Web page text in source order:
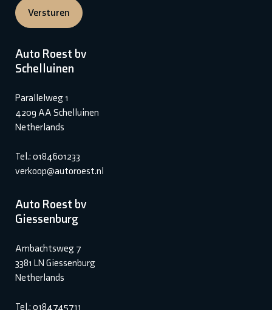
Versturen
Auto Roest bv
Schelluinen
Parallelweg 1
4209 AA Schelluinen
Netherlands
Tel.: 0184601233
verkoop@autoroest.nl
Auto Roest bv
Giessenburg
Ambachtsweg 7
3381 LN Giessenburg
Netherlands
Tel.: 0184745711